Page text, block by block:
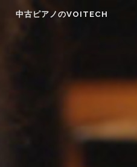
中古ピアノのVOITECH